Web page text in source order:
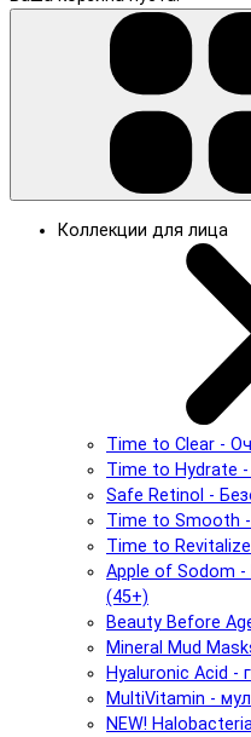
Коллекции для лица
Time to Clear -
Time to Hydrate
Safe Retinol -
Time to Smooth
Time to
Apple of Sodom
(45+)
Beauty Before
Mineral Mud
Hyaluronic Acid -
MultiVitamin -
NEW!